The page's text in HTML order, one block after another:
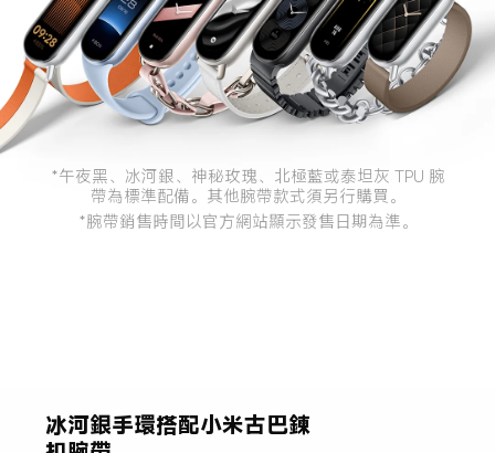
*午夜黑、冰河銀、神秘玫瑰、北極藍或泰坦灰 TPU 腕
帶為標準配備。其他腕帶款式須另行購買。
*腕帶銷售時間以官方網站顯示發售日期為準。
神秘玫瑰手環搭配日出橘小